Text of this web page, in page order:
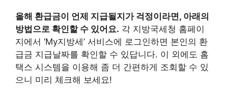
올해 환급금이 언제 지급될지가 걱정이라면, 아래의
방법으로 확인할 수 있어요. 각 지방국세청 홈페이
지에서 ‘My지방세’ 서비스에 로그인하면 본인의 환
급금 지급날짜를 확인할 수 있답니다. 이 외에도 홈
택스 시스템을 이용해 좀 더 간편하게 조회할 수 있
으니 미리 체크해 보세요!